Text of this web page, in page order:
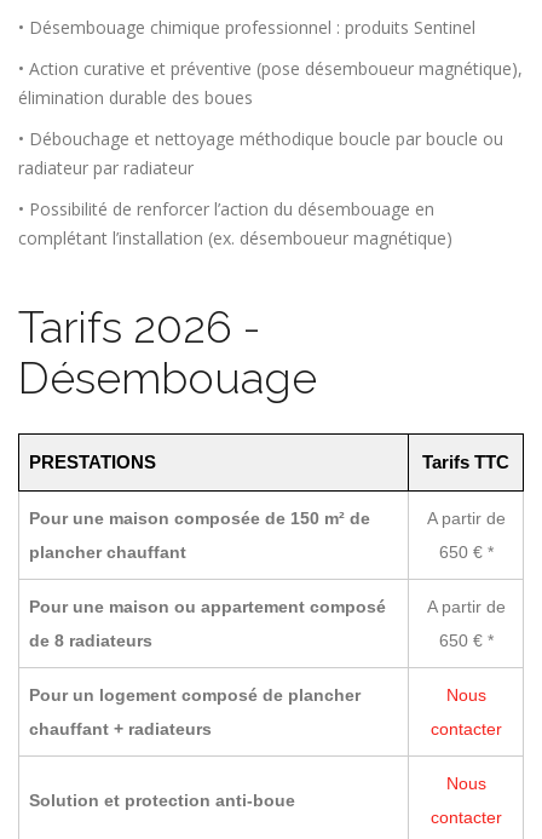
• Désembouage chimique professionnel : produits Sentinel
• Action curative et préventive (pose désemboueur magnétique),
élimination durable des boues
• Débouchage et nettoyage méthodique boucle par boucle ou
radiateur par radiateur
• Possibilité de renforcer l’action du désembouage en
complétant l’installation (ex. désemboueur magnétique)
Tarifs 2026 -
Désembouage
PRESTATIONS Tarifs TTC
Pour une maison composée de 150 m² de
plancher chauffant
A partir de
650 € *
Pour une maison ou appartement composé
de 8 radiateurs
A partir de
650 € *
Pour un logement composé de plancher
chauffant + radiateurs
Nous
contacter
Solution et protection anti-boue
Nous
contacter